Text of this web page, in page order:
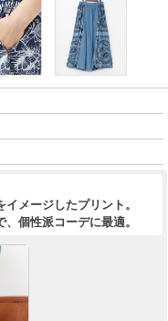
メージしたプリント。
個性派コーデに最適。